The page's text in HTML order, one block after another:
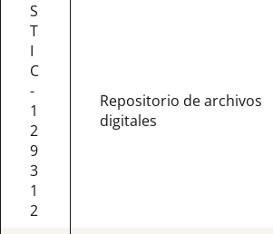
S
T
I
C
-
1
2
9
3
1
2
Repositorio de archivos
digitales